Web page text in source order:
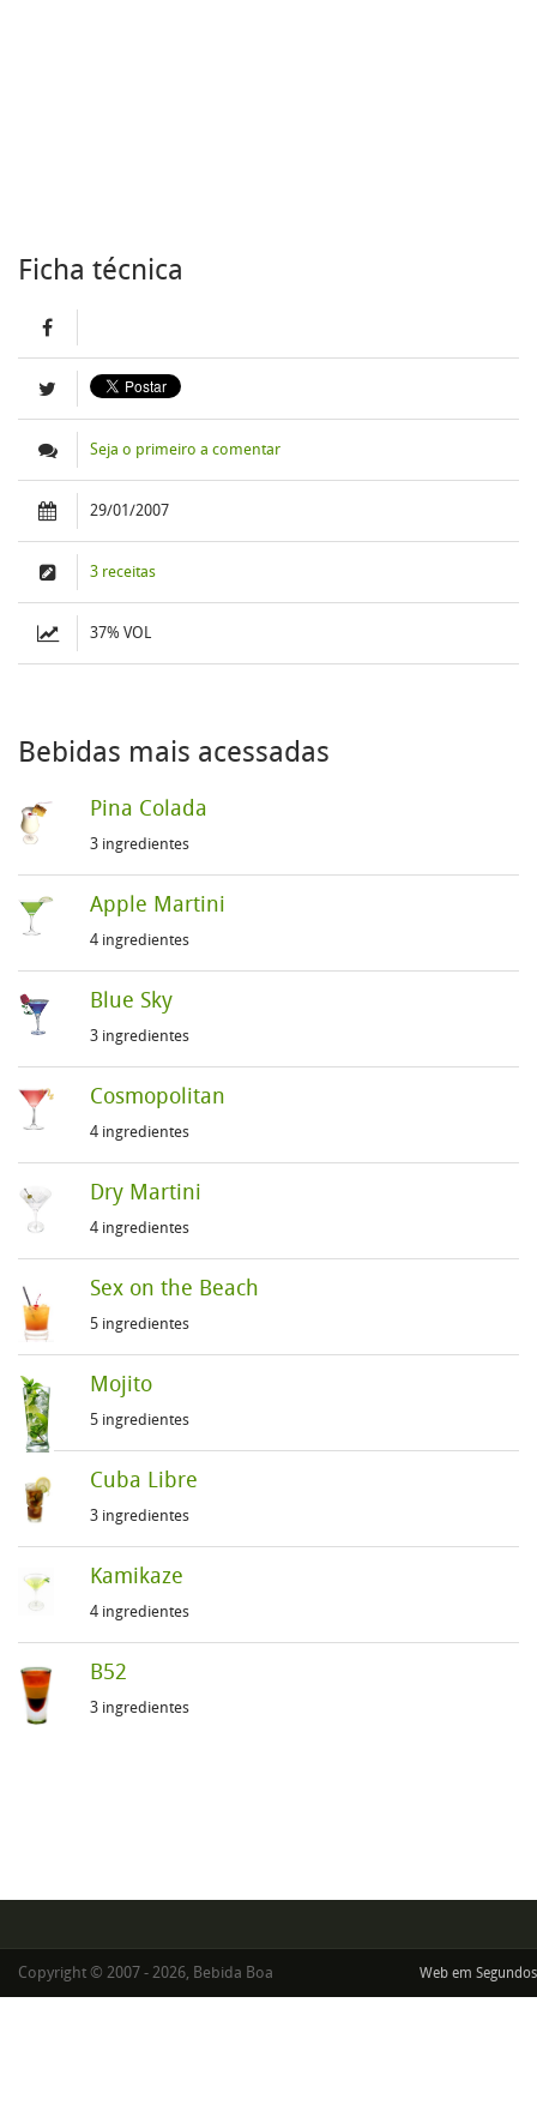
Ficha técnica
Seja o primeiro a comentar
29/01/2007
3 receitas
37% VOL
Bebidas mais acessadas
Pina Colada
3 ingredientes
Apple Martini
4 ingredientes
Blue Sky
3 ingredientes
Cosmopolitan
4 ingredientes
Dry Martini
4 ingredientes
Sex on the Beach
5 ingredientes
Mojito
5 ingredientes
Cuba Libre
3 ingredientes
Kamikaze
4 ingredientes
B52
3 ingredientes
Copyright © 2007 - 2026, Bebida Boa Web em Segundos